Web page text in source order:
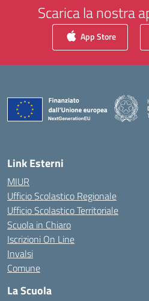
Scarica la nostra
App Store
Link Esterni
MIUR
Ufficio Scolastico Regionale
Ufficio Scolastico Territoriale
Scuola in Chiaro
Iscrizioni On Line
Invalsi
Comune
La Scuola